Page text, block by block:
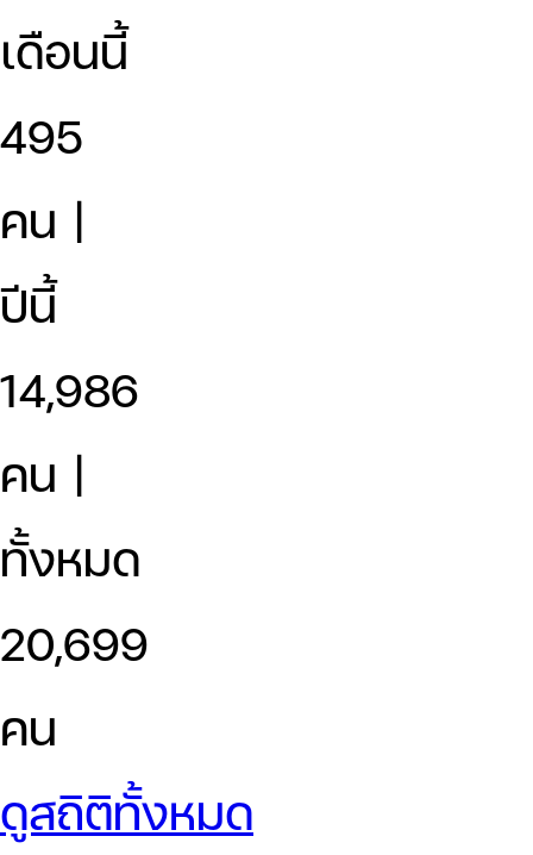
เดือนนี้
495
คน |
ปีนี้
14,986
คน |
ทั้งหมด
20,699
คน
ดูสถิติทั้งหมด